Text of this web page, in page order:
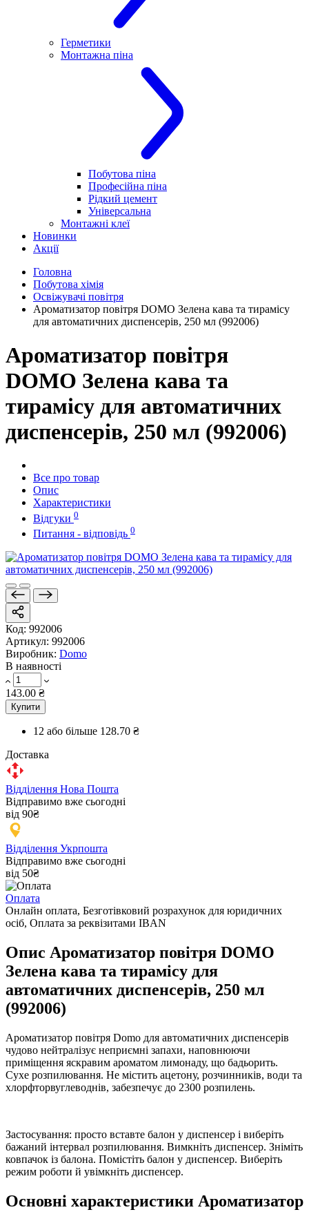
Герметики
Монтажна піна
Побутова піна
Професійна піна
Рідкий цемент
Універсальна
Монтажні клеї
Новинки
Акції
Головна
Побутова хімія
Освіжувачі повітря
Ароматизатор повітря DOMO Зелена кава та тирамісу
для автоматичних диспенсерів, 250 мл (992006)
Ароматизатор повітря
DOMO Зелена кава та
тирамісу для автоматичних
диспенсерів, 250 мл (992006)
Все про товар
Опис
Характеристики
Відгуки 0
Питання - відповідь 0
Код: 992006
Артикул: 992006
Виробник: Domo
В наявності
143.00 ₴
Купити
12 або більше 128.70 ₴
Доставка
Відділення Нова Пошта
Відправимо вже сьогодні
від 90₴
Відділення Укрпошта
Відправимо вже сьогодні
від 50₴
Оплата
Онлайн оплата, Безготівковий розрахунок для юридичних
осіб, Оплата за реквізитами IBAN
Опис Ароматизатор повітря DOMO
Зелена кава та тирамісу для
автоматичних диспенсерів, 250 мл
(992006)
Ароматизатор повітря Domo для автоматичних диспенсерів
чудово нейтралізує неприємні запахи, наповнюючи
приміщення яскравим ароматом лимонаду, що бадьорить.
Сухе розпилювання. Не містить ацетону, розчинників, води та
хлорфторвуглеводнів, забезпечує до 2300 розпилень.
Застосування: просто вставте балон у диспенсер і виберіть
бажаний інтервал розпилювання. Вимкніть диспенсер. Зніміть
ковпачок із балона. Помістіть балон у диспенсер. Виберіть
режим роботи й увімкніть диспенсер.
Основні характеристики Ароматизатор